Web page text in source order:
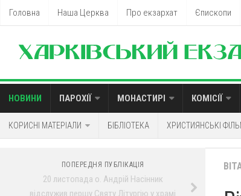
Головна Наша Церква Про екзархат Єпископи
НОВИНИ ПАРОХІЇ МОНАСТИРІ КОМІСІЇ
КОРИСНІ МАТЕРІАЛИ БІБЛІОТЕКА ХРИСТИЯНСЬКІ
ПОПЕРЕДНЯ ПУБЛІКАЦІЯ
20 листопада о. Андрій Насінник
відслужив першу Святу Літургію у храмі